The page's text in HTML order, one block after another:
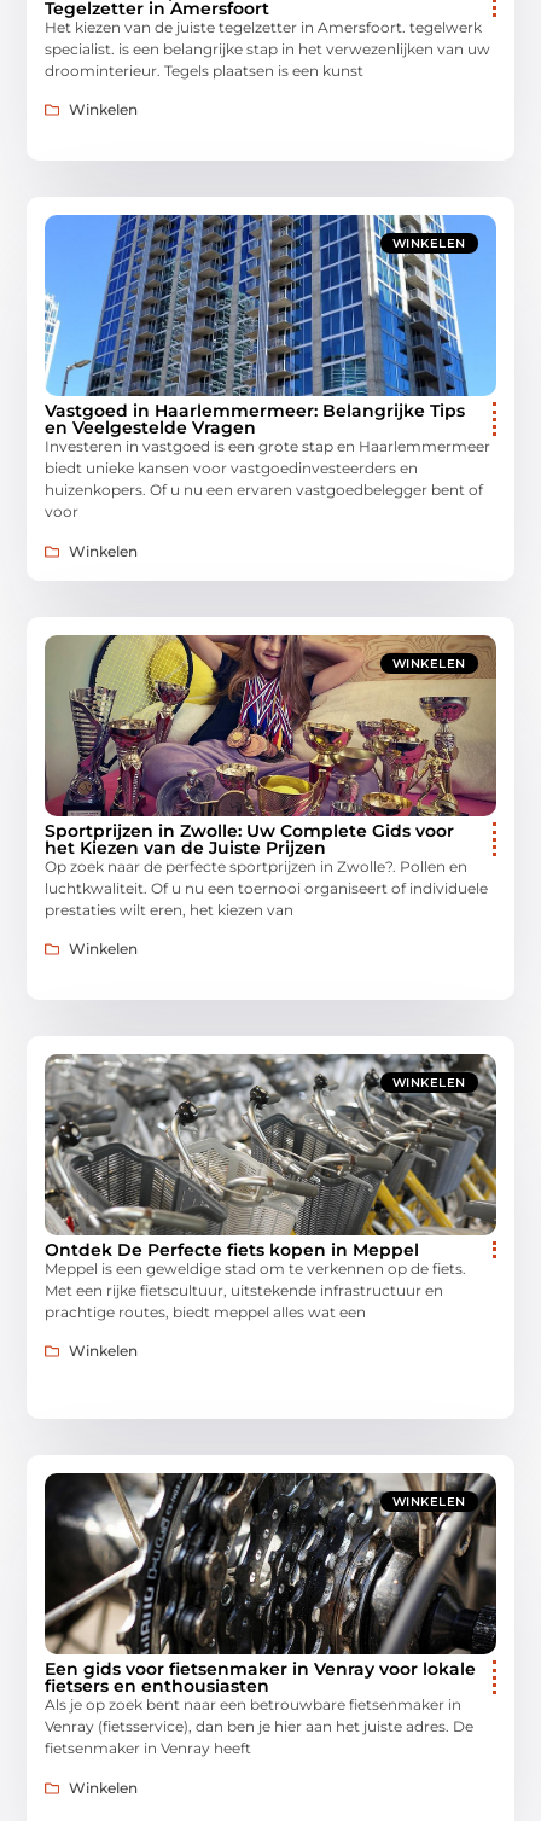
Tegelzetter in Amersfoort
Het kiezen van de juiste tegelzetter in Amersfoort. tegelwerk
specialist. is een belangrijke stap in het verwezenlijken van uw
droominterieur. Tegels plaatsen is een kunst
Winkelen
WINKELEN
Vastgoed in Haarlemmermeer: Belangrijke Tips
en Veelgestelde Vragen
Investeren in vastgoed is een grote stap en Haarlemmermeer
biedt unieke kansen voor vastgoedinvesteerders en
huizenkopers. Of u nu een ervaren vastgoedbelegger bent of
voor
Winkelen
WINKELEN
Sportprijzen in Zwolle: Uw Complete Gids voor
het Kiezen van de Juiste Prijzen
Op zoek naar de perfecte sportprijzen in Zwolle?. Pollen en
luchtkwaliteit. Of u nu een toernooi organiseert of individuele
prestaties wilt eren, het kiezen van
Winkelen
WINKELEN
Ontdek De Perfecte fiets kopen in Meppel
Meppel is een geweldige stad om te verkennen op de fiets.
Met een rijke fietscultuur, uitstekende infrastructuur en
prachtige routes, biedt meppel alles wat een
Winkelen
WINKELEN
Een gids voor fietsenmaker in Venray voor lokale
fietsers en enthousiasten
Als je op zoek bent naar een betrouwbare fietsenmaker in
Venray (fietsservice), dan ben je hier aan het juiste adres. De
fietsenmaker in Venray heeft
Winkelen